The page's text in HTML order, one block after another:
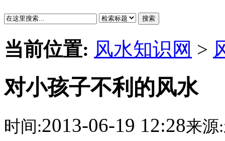
搜索
当前位置: 风水知识网 >
对小孩子不利的风水
时间:2013-06-19 12:28来源: